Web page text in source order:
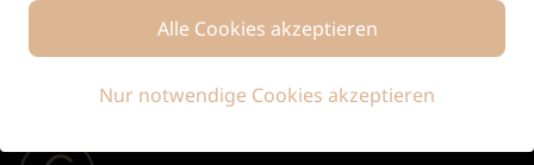
Handgefertigt
Produziert in aufwändiger Handarbeit.
Alle Cookies akzeptieren
Nur notwendige Cookies akzeptieren